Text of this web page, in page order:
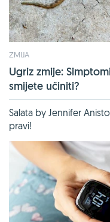
ZMIJA
Ugriz zmije:
smijete učiniti?
Salata by Jennifer
pravi!